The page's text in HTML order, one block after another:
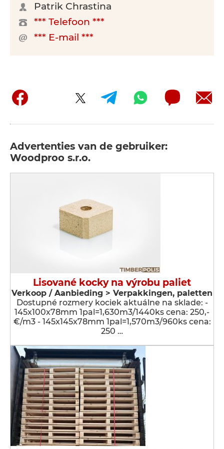
Patrik Chrastina
*** Telefoon ***
*** E-mail ***
Advertenties van de gebruiker:
Woodproo s.r.o.
Lisované kocky na výrobu paliet
Verkoop / Aanbieding > Verpakkingen, paletten
Dostupné rozmery kociek aktuálne na sklade: -
145x100x78mm 1pal=1,630m3/1440ks cena: 250,-
€/m3 - 145x145x78mm 1pal=1,570m3/960ks cena:
250 …